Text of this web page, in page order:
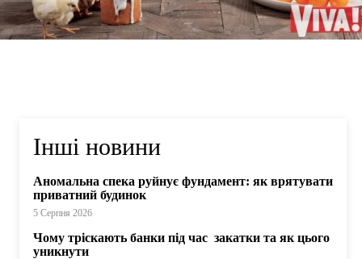
Інші новини
Аномальна спека руйнує фундамент: як врятувати
приватний будинок
5 Серпня 2026
Чому тріскають банки під час закатки та як цього
уникнути